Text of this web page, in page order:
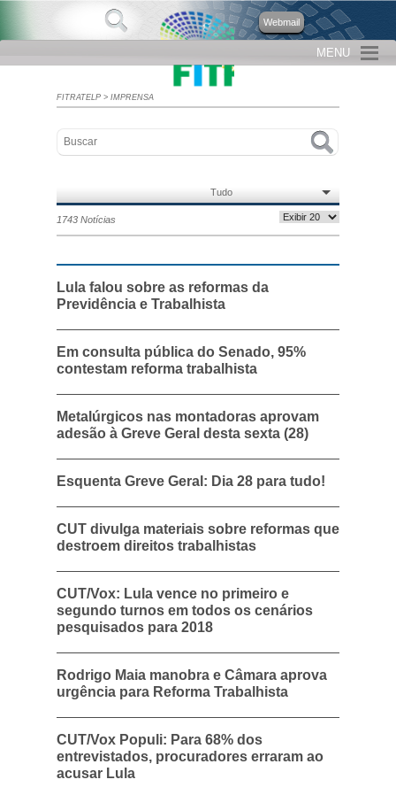
Webmail
MENU
FITRATELP > IMPRENSA
Tudo
1743 Notícias
Lula falou sobre as reformas da
Previdência e Trabalhista
Em consulta pública do Senado, 95%
contestam reforma trabalhista
Metalúrgicos nas montadoras aprovam
adesão à Greve Geral desta sexta (28)
Esquenta Greve Geral: Dia 28 para tudo!
CUT divulga materiais sobre reformas que
destroem direitos trabalhistas
CUT/Vox: Lula vence no primeiro e
segundo turnos em todos os cenários
pesquisados para 2018
Rodrigo Maia manobra e Câmara aprova
urgência para Reforma Trabalhista
CUT/Vox Populi: Para 68% dos
entrevistados, procuradores erraram ao
acusar Lula